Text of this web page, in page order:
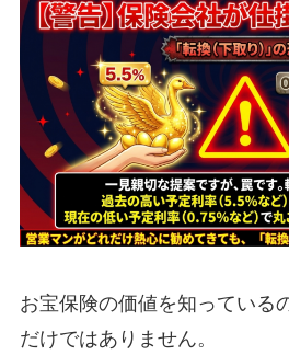
お宝保険の価値を知っている
だけではありません。